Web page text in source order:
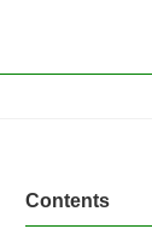
Contents